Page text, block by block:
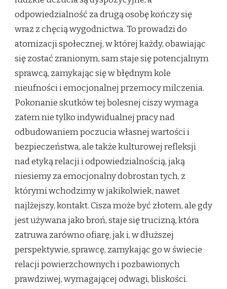
odpowiedzialność za drugą osobę kończy się
wraz z chęcią wygodnictwa. To prowadzi do
atomizacji społecznej, w której każdy, obawiając
się zostać zranionym, sam staje się potencjalnym
sprawcą, zamykając się w błędnym kole
nieufności i emocjonalnej przemocy milczenia.
Pokonanie skutków tej bolesnej ciszy wymaga
zatem nie tylko indywidualnej pracy nad
odbudowaniem poczucia własnej wartości i
bezpieczeństwa, ale także kulturowej refleksji
nad etyką relacji i odpowiedzialnością, jaką
niesiemy za emocjonalny dobrostan tych, z
którymi wchodzimy w jakikolwiek, nawet
najlżejszy, kontakt. Cisza może być złotem, ale gdy
jest używana jako broń, staje się trucizną, która
zatruwa zarówno ofiarę, jak i, w dłuższej
perspektywie, sprawcę, zamykając go w świecie
relacji powierzchownych i pozbawionych
prawdziwej, wymagającej odwagi, bliskości.